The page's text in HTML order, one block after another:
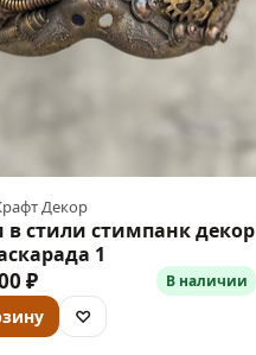
Декор
в стили стимпанк декор
1
₽ В наличии
♡